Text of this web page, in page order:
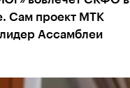
Сам проект МТК
Ассамблеи